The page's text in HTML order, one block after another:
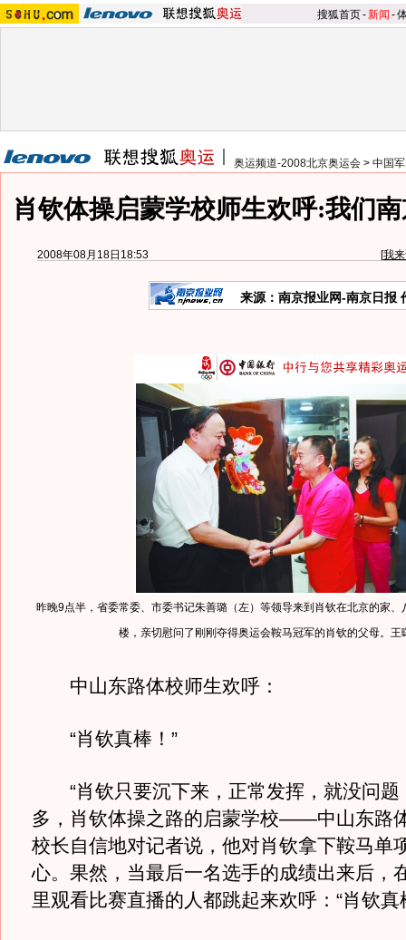
搜狐首页-新闻 -
奥运频道-2008北京奥运会 > 中国
肖钦体操启蒙学校师生欢呼:我们
2008年08月18日18:53 [我
来源：南京报业网-南京日报
昨晚9点半，省委常委、市委书记朱善璐（左）等领导来到肖钦在北京的家、
楼，亲切慰问了刚刚夺得奥运会鞍马冠军的肖钦的父母。王
中山东路体校师生欢呼：
“肖钦真棒！”
“肖钦只要沉下来，正常发挥，就没问题
多，肖钦体操之路的启蒙学校——中山东路
校长自信地对记者说，他对肖钦拿下鞍马单
心。果然，当最后一名选手的成绩出来后，
里观看比赛直播的人都跳起来欢呼：“肖钦真